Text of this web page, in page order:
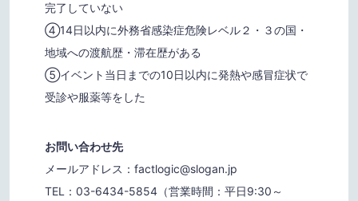
完了していない
④14日以内に外務省感染症危険レベル２・３の国・
地域への渡航歴・滞在歴がある
⑤イベント当日までの10日以内に発熱や感冒症状で
受診や服薬等をした
お問い合わせ先
メールアドレス：factlogic@slogan.jp
TEL：03-6434-5854（営業時間：平日9:30～